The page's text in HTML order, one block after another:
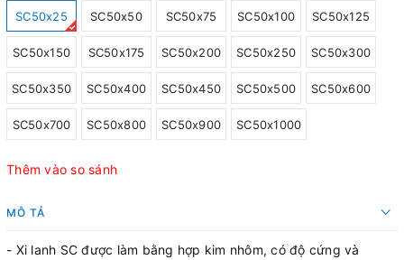
SC50x25 SC50x50 SC50x75 SC50x100 SC50x125
SC50x150 SC50x175 SC50x200 SC50x250 SC50x300
SC50x350 SC50x400 SC50x450 SC50x500 SC50x600
SC50x700 SC50x800 SC50x900 SC50x1000
Thêm vào so sánh
MÔ TẢ
- Xi lanh SC được làm bằng hợp kim nhôm, có độ cứng và